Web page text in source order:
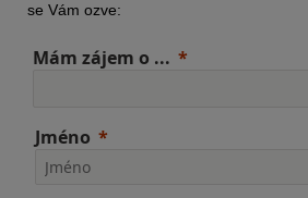
se Vám ozve:
Mám zájem o ...
Jméno